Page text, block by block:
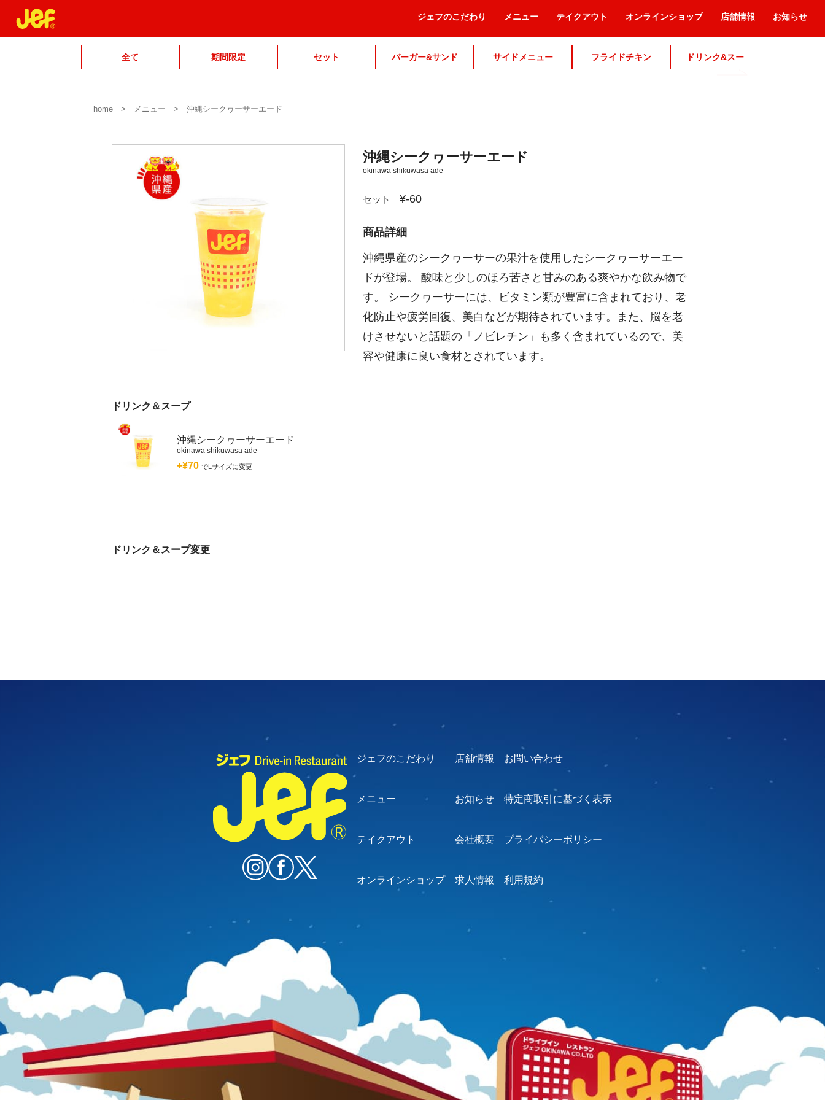
ジェフのこだわり メニュー テイクアウト オンラインショップ 店舗情報 お知らせ
全て 期間限定 セット バーガー&サンド サイドメニュー フライドチキン ドリンク&スープ
home メニュー 沖縄シークヮーサーエード
沖縄シークヮーサーエード
okinawa shikuwasa ade
セット ¥-60
商品詳細
沖縄県産のシークヮーサーの果汁を使用したシークヮーサーエー
ドが登場。 酸味と少しのほろ苦さと甘みのある爽やかな飲み物で
す。 シークヮーサーには、ビタミン類が豊富に含まれており、老
化防止や疲労回復、美白などが期待されています。また、脳を老
けさせないと話題の「ノビレチン」も多く含まれているので、美
容や健康に良い食材とされています。
ドリンク＆スープ
沖縄シークヮーサーエード
okinawa shikuwasa ade
+¥70 でLサイズに変更
ドリンク＆スープ変更
ジェフのこだわり
メニュー
テイクアウト
オンラインショップ
店舗情報
お知らせ
会社概要
求人情報
お問い合わせ
特定商取引に基づく表示
プライバシーポリシー
利用規約